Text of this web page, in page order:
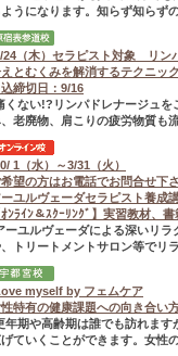
ようになります。知らず知らず
24（木）セラピスト対象 リン
とむくみを解消するテクニッ
締切日：9/16
くない!?リンパドレナージュを
老廃物、肩こりの疲労物質も
1（水）～3/31（火）
希望の方はお電話でお問合せ下
ーユルヴェーダセラピスト養成
ｵﾝﾗｲﾝ＆ｽｸｰﾘﾝｸﾞ】実習教材、
ーユルヴェーダによる深いリ
トリートメントサロン等でリ
myself by フェムケア
特有の健康課題への向き合い
年期や高齢期は誰でも訪れま
げていくことができます。女性